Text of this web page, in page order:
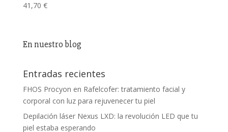
41,70 €
En nuestro blog
Entradas recientes
FHOS Procyon en Rafelcofer: tratamiento facial y
corporal con luz para rejuvenecer tu piel
Depilación láser Nexus LXD: la revolución LED que tu
piel estaba esperando